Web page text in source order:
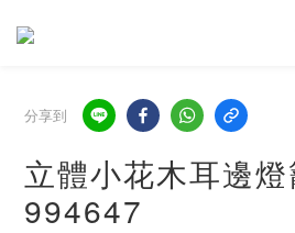
分享到
立體小花木耳邊
994647